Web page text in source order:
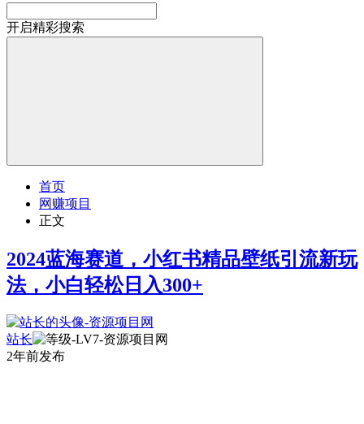
开启精彩搜索
首页
网赚项目
正文
2024蓝海赛道，小红书精品壁纸引流新玩
法，小白轻松日入300+
站长
2年前发布